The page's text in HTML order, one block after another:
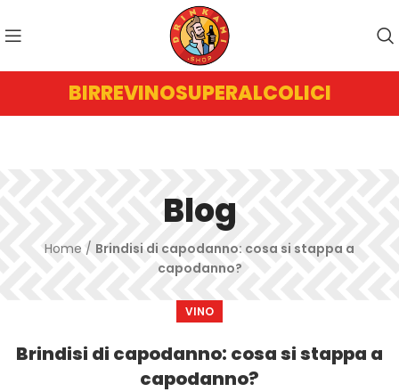
BIRREVINOSUPERALCOLICI
Blog
Home / Brindisi di capodanno: cosa si stappa a
capodanno?
VINO
Brindisi di capodanno: cosa si stappa a
capodanno?